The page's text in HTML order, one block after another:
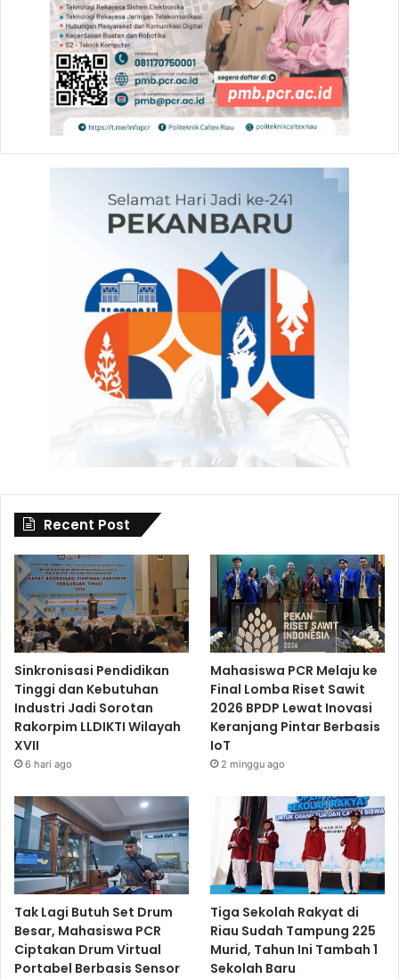
Recent Post
Sinkronisasi Pendidikan
Tinggi dan Kebutuhan
Industri Jadi Sorotan
Rakorpim LLDIKTI Wilayah
XVII
6 hari ago
Mahasiswa PCR Melaju ke
Final Lomba Riset Sawit
2026 BPDP Lewat Inovasi
Keranjang Pintar Berbasis
IoT
2 minggu ago
Tak Lagi Butuh Set Drum
Besar, Mahasiswa PCR
Ciptakan Drum Virtual
Portabel Berbasis Sensor
Tiga Sekolah Rakyat di
Riau Sudah Tampung 225
Murid, Tahun Ini Tambah 1
Sekolah Baru